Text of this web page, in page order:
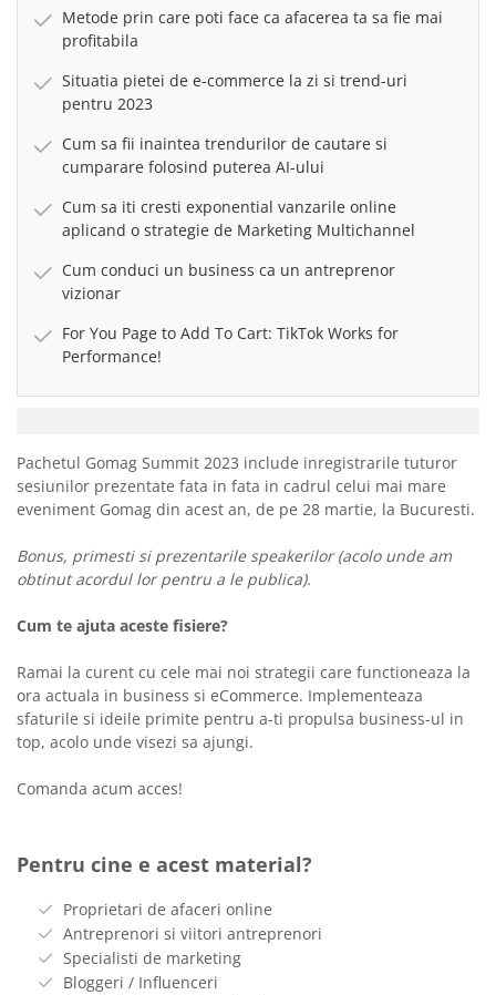
Metode prin care poti face ca afacerea ta sa fie mai
profitabila
Situatia pietei de e-commerce la zi si trend-uri
pentru 2023
Cum sa fii inaintea trendurilor de cautare si
cumparare folosind puterea AI-ului
Cum sa iti cresti exponential vanzarile online
aplicand o strategie de Marketing Multichannel
Cum conduci un business ca un antreprenor
vizionar
For You Page to Add To Cart: TikTok Works for
Performance!
Pachetul Gomag Summit 2023 include inregistrarile tuturor
sesiunilor prezentate fata in fata in cadrul celui mai mare
eveniment Gomag din acest an, de pe 28 martie, la Bucuresti.
Bonus, primesti si prezentarile speakerilor (acolo unde am
obtinut acordul lor pentru a le publica).
Cum te ajuta aceste fisiere?
Ramai la curent cu cele mai noi strategii care functioneaza la
ora actuala in business si eCommerce. Implementeaza
sfaturile si ideile primite pentru a-ti propulsa business-ul in
top, acolo unde visezi sa ajungi.
Comanda acum acces!
Pentru cine e acest material?
Proprietari de afaceri online
Antreprenori si viitori antreprenori
Specialisti de marketing
Bloggeri / Influenceri